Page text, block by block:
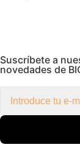
Suscríbete a
novedades de